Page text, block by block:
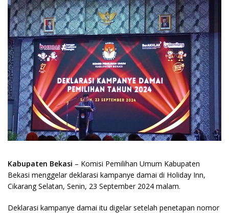
Kabupaten Bekasi – Komisi Pemilihan Umum Kabupaten
Bekasi menggelar deklarasi kampanye damai di Holiday Inn,
Cikarang Selatan, Senin, 23 September 2024 malam.
Deklarasi kampanye damai itu digelar setelah penetapan nomor